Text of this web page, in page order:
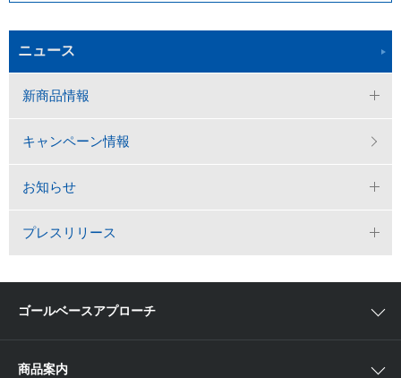
ニュース
新商品情報
キャンペーン情報
お知らせ
プレスリリース
ゴールベースアプローチ
商品案内